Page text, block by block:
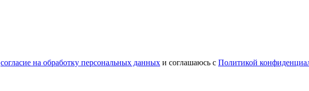
согласие на обработку персональных данных и соглашаюсь с Политикой